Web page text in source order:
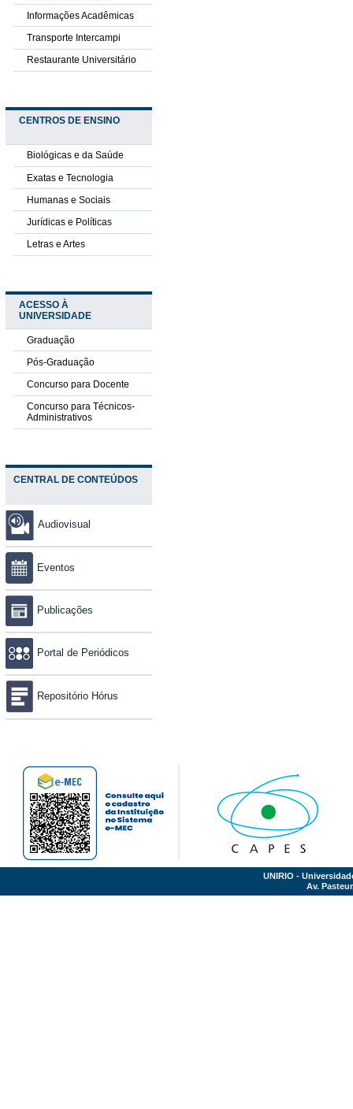
Informações Acadêmicas
Transporte Intercampi
Restaurante Universitário
CENTROS DE ENSINO
Biológicas e da Saúde
Exatas e Tecnologia
Humanas e Sociais
Jurídicas e Políticas
Letras e Artes
ACESSO À
UNIVERSIDADE
Graduação
Pós-Graduação
Concurso para Docente
Concurso para Técnicos-
Administrativos
CENTRAL DE CONTEÚDOS
Audiovisual
Eventos
Publicações
Portal de Periódicos
Repositório Hórus
UNIRIO -
Av.